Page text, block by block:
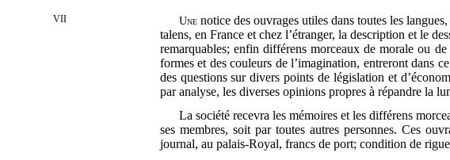
Unenotice des ouvrages utiles dans toutes les
VII
talens, en France et chez l’étranger, la description et le
remarquables; enfin différens morceaux de morale ou
formes et des couleurs de l’imagination, entreront dans
des questions sur divers points de législation et
par analyse, les diverses opinions propres à répandre la
La société recevra les mémoires et les différens
ses membres, soit par toutes autres personnes. Ces
journal, au palais-Royal, francs de port; condition de